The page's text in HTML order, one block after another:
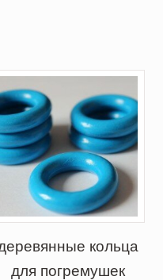
кольца
для погремушек